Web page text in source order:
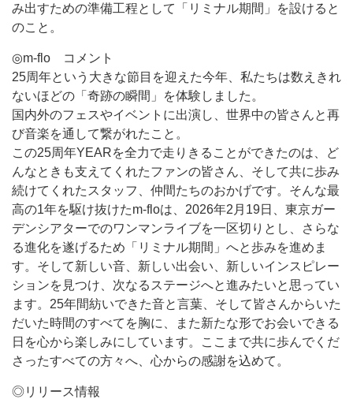
み出すための準備工程として「リミナル期間」を設けると
のこと。
◎m-flo コメント
25周年という大きな節目を迎えた今年、私たちは数えきれ
ないほどの「奇跡の瞬間」を体験しました。
国内外のフェスやイベントに出演し、世界中の皆さんと再
び音楽を通して繋がれたこと。
この25周年YEARを全力で走りきることができたのは、ど
んなときも支えてくれたファンの皆さん、そして共に歩み
続けてくれたスタッフ、仲間たちのおかげです。そんな最
高の1年を駆け抜けたm-floは、2026年2月19日、東京ガー
デンシアターでのワンマンライブを一区切りとし、さらな
る進化を遂げるため「リミナル期間」へと歩みを進めま
す。そして新しい音、新しい出会い、新しいインスピレー
ションを見つけ、次なるステージへと進みたいと思ってい
ます。25年間紡いできた音と言葉、そして皆さんからいた
だいた時間のすべてを胸に、また新たな形でお会いできる
日を心から楽しみにしています。ここまで共に歩んでくだ
さったすべての方々へ、心からの感謝を込めて。
◎リリース情報